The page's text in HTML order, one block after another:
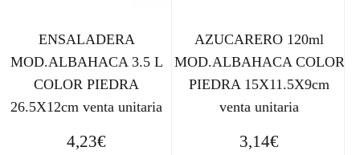
ENSALADERA
MOD.ALBAHACA 3.5 L
COLOR PIEDRA
26.5X12cm venta unitaria
4,23€
AZUCARERO 120ml
MOD.ALBAHACA COLOR
PIEDRA 15X11.5X9cm
venta unitaria
3,14€